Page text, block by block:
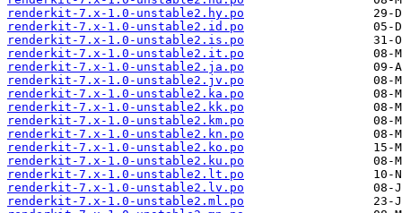
renderkit-7.x-1.0-unstable2.hy.po
renderkit-7.x-1.0-unstable2.id.po
renderkit-7.x-1.0-unstable2.is.po
renderkit-7.x-1.0-unstable2.it.po
renderkit-7.x-1.0-unstable2.ja.po
renderkit-7.x-1.0-unstable2.jv.po
renderkit-7.x-1.0-unstable2.ka.po
renderkit-7.x-1.0-unstable2.kk.po
renderkit-7.x-1.0-unstable2.km.po
renderkit-7.x-1.0-unstable2.kn.po
renderkit-7.x-1.0-unstable2.ko.po
renderkit-7.x-1.0-unstable2.ku.po
renderkit-7.x-1.0-unstable2.lt.po
renderkit-7.x-1.0-unstable2.lv.po
renderkit-7.x-1.0-unstable2.ml.po